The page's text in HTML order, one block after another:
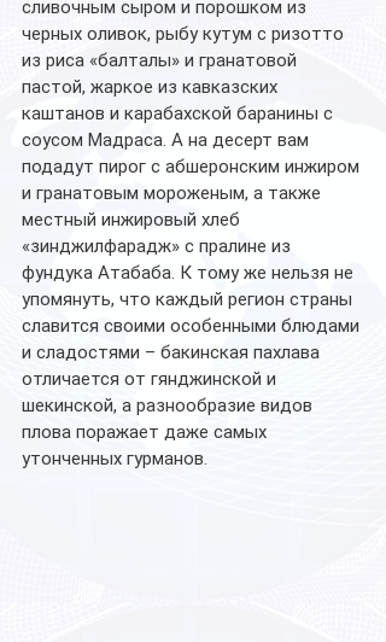
сливочным сыром и порошком из
черных оливок, рыбу кутум с ризотто
из риса «балталы» и гранатовой
пастой, жаркое из кавказских
каштанов и карабахской баранины с
соусом Мадраса. А на десерт вам
подадут пирог с абшеронским инжиром
и гранатовым мороженым, а также
местный инжировый хлеб
«зинджилфарадж» с пралине из
фундука Атабаба. К тому же нельзя не
упомянуть, что каждый регион страны
славится своими особенными блюдами
и сладостями – бакинская пахлава
отличается от гянджинской и
шекинской, а разнообразие видов
плова поражает даже самых
утонченных гурманов.